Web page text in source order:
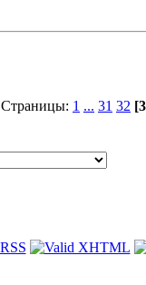
Страницы: 1 ... 31 32